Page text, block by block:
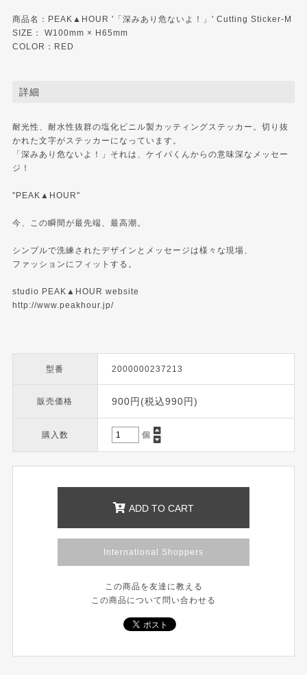
商品名：PEAK▲HOUR '「深みあり危ないよ！」' Cutting Sticker-M
SIZE： W100mm × H65mm
COLOR：RED
詳細
耐光性、耐水性抜群の塩化ビニル製カッティングステッカー。切り抜
かれた文字がステッカーになっています。
「深みあり危ないよ！」それは、ケイパくんからの意味深なメッセー
ジ！
"PEAK▲HOUR"
今、この瞬間が最先端、最高潮。
シンプルで洗練されたデザインとメッセージは様々な現場、
ファッションにフィットする。
studio PEAK▲HOUR website
http://www.peakhour.jp/
型番 2000000237213
販売価格 900円(税込990円)
購入数 個
ADD TO CART
International Shoppers
この商品を友達に教える
この商品について問い合わせる